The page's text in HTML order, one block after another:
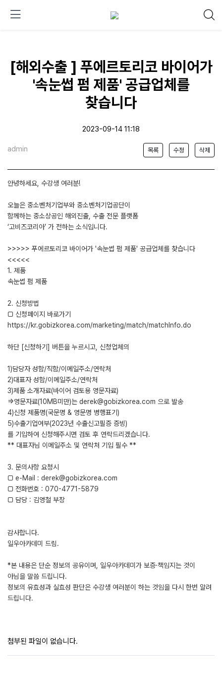
[해외수출 ] 푸에르토리코 바이어가
'속눈썹 펌 제품' 공급업체를
찾습니다
2023-09-14 11:18
admin 목록 수정 삭제
안녕하세요, 수강생 여러분!
오늘은 중소벤처기업부와 중소벤처기업공단이
함께하는 중소상공인 해외진출, 수출 전문 플랫폼
‘고비즈코리아’ 가 전하는 소식입니다.
>>>>> 푸에르토리코 바이어가 '속눈썹 펌 제품' 공급업체를 찾습니다
<<<<<
1. 제품
속눈썹 펌 제품
2. 신청방법
□ 신청페이지 바로가기
https://kr.gobizkorea.com/marketing/match/matchInfo.do
하단 [신청하기] 버튼을 누르시고, 신청업체의
1)담당자 성함/직함/이메일주소/연락처
2)대표자 성함/이메일주소/연락처
3)제품 소개자료(바이어 검토용 영문자료)
=>영문자료(10MB미만)는 derek@gobizkorea.com 으로 발송
4)신청 제품명(국문명 & 영문명 병행표기)
5)수출기업여부(2023년 수출신고필증 증빙)
를 기입하여 신청해주시면 검토 후 연락드리겠습니다.
** 대표자님 이메일주소 및 연락처 기입 필수 **
3. 문의사항 요청시
□ e-Mail : derek@gobizkorea.com
□ 전화번호 : 070-4771-5879
□ 담당 : 김영철 부장
감사합니다.
일우아카데미 드림.
*본 내용은 단순 정보의 공유이며, 일우아카데미가 보증·책임지는 것이
아님을 말씀 드립니다.
정보의 유효성과 실효성 판단은 수강생 여러분이 하는 것임을 다시 한번 알려
드립니다.
첨부된 파일이 없습니다.